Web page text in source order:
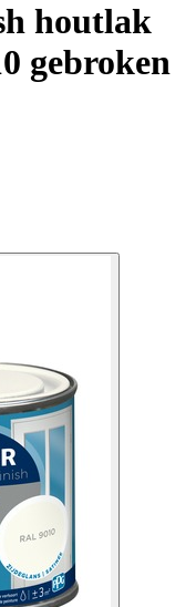
houtlak
gebroken